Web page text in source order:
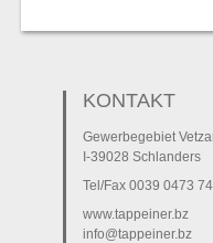
KONTAKT
Gewerbegebiet
I-39028 Schlanders
Tel/Fax 0039 0473
www.tappeiner.bz
info@tappeiner.bz